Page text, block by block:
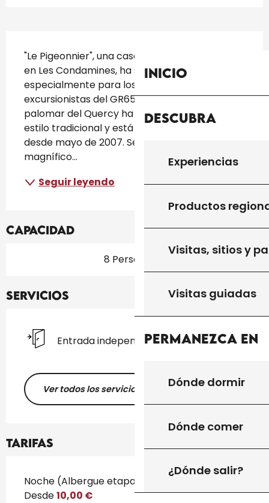
Inicio
Descubra
Experiencias
Productos
Visitas, sitios y
Visitas guiadas
Permanezca en
Dónde dormir
Dónde comer
¿Dónde salir?
"Le Pigeonnier", una casa rural de paso situada
en Les Condamines, ha sido diseñada
especialmente para los peregrinos y
excursionistas del GR652. Este antiguo
palomar del Quercy ha sido restaurado al
estilo tradicional y está abierto a los visitantes
desde mayo de 2007. Se trata de un
magnífico...
Seguir leyendo
Capacidad
8 Persona(s)
Servicios
Entrada independiente
Ver todos los servicios
Tarifas
Tarifas 2026
Noche (Albergue etapa)
Desde10,00 €